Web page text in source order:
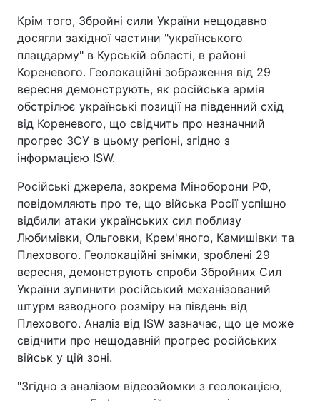
Крім того, Збройні сили України нещодавно
досягли західної частини "українського
плацдарму" в Курській області, в районі
Кореневого. Геолокаційні зображення від 29
вересня демонструють, як російська армія
обстрілює українські позиції на південний схід
від Кореневого, що свідчить про незначний
прогрес ЗСУ в цьому регіоні, згідно з
інформацією ISW.
Російські джерела, зокрема Міноборони РФ,
повідомляють про те, що війська Росії успішно
відбили атаки українських сил поблизу
Любимівки, Ольговки, Крем'яного, Камишівки та
Плехового. Геолокаційні знімки, зроблені 29
вересня, демонструють спроби Збройних Сил
України зупинити російський механізований
штурм взводного розміру на південь від
Плехового. Аналіз від ISW зазначає, що це може
свідчити про нещодавній прогрес російських
військ у цій зоні.
"Згідно з аналізом відеозйомки з геолокацією,